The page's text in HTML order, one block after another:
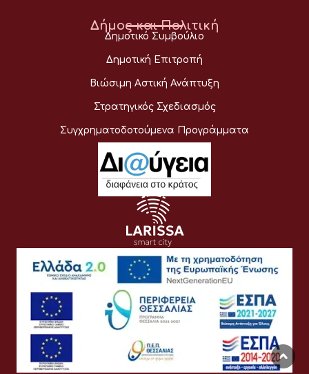
Δήμος και Πολιτική
Δημοτικό Συμβούλιο
Δημοτική Επιτροπή
Βιώσιμη Αστική Ανάπτυξη
Στρατηγικός Σχεδιασμός
Συγχρηματοδοτούμενα Προγράμματα